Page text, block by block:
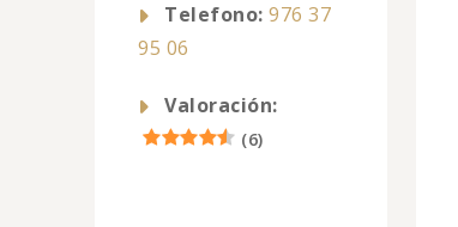
Telefono: 976 37
95 06
Valoración:
(6)